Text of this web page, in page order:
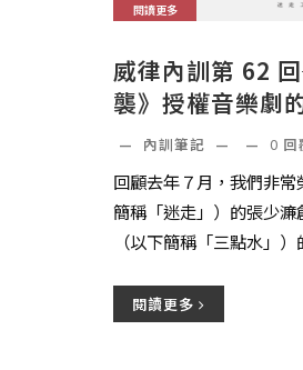
閱讀更多
威律內訓第 62
襲》授權音樂劇
會後筆記（PART
— 內訓筆記 — — 0 回
回顧去年７月，我們非
簡稱「迷走」）的張少
（以下簡稱「三點水」
視...閱讀更多